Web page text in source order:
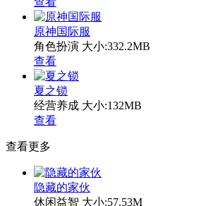
原神国际服
角色扮演 大小:332.2MB
查看
夏之锁
经营养成 大小:132MB
查看
查看更多
隐藏的家伙
休闲益智 大小:57.53M